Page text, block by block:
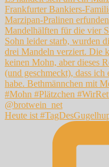
Heute ist